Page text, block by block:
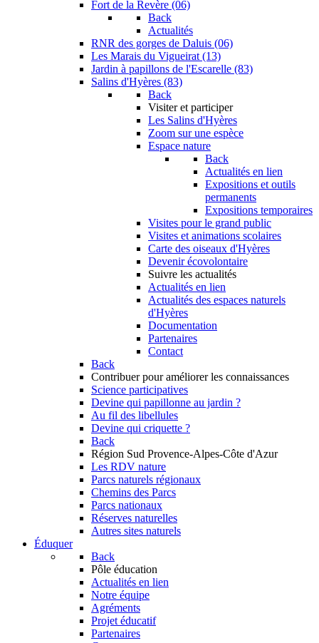
Fort de la Revère (06)
Back
Actualités
RNR des gorges de Daluis (06)
Les Marais du Vigueirat (13)
Jardin à papillons de l'Escarelle (83)
Salins d'Hyères (83)
Back
Visiter et participer
Les Salins d'Hyères
Zoom sur une espèce
Espace nature
Back
Actualités en lien
Expositions et outils
permanents
Expositions temporaires
Visites pour le grand public
Visites et animations scolaires
Carte des oiseaux d'Hyères
Devenir écovolontaire
Suivre les actualités
Actualités en lien
Actualités des espaces naturels
d'Hyères
Documentation
Partenaires
Contact
Back
Contribuer pour améliorer les connaissances
Science participatives
Devine qui papillonne au jardin ?
Au fil des libellules
Devine qui criquette ?
Back
Région Sud Provence-Alpes-Côte d'Azur
Les RDV nature
Parcs naturels régionaux
Chemins des Parcs
Parcs nationaux
Réserves naturelles
Autres sites naturels
Éduquer
Back
Pôle éducation
Actualités en lien
Notre équipe
Agréments
Projet éducatif
Partenaires